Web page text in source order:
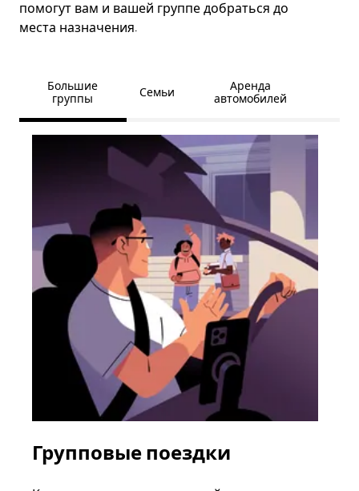
помогут вам и вашей группе добраться до
места назначения.
Большие
группы
Семьи
Аренда
автомобилей
Групповые поездки